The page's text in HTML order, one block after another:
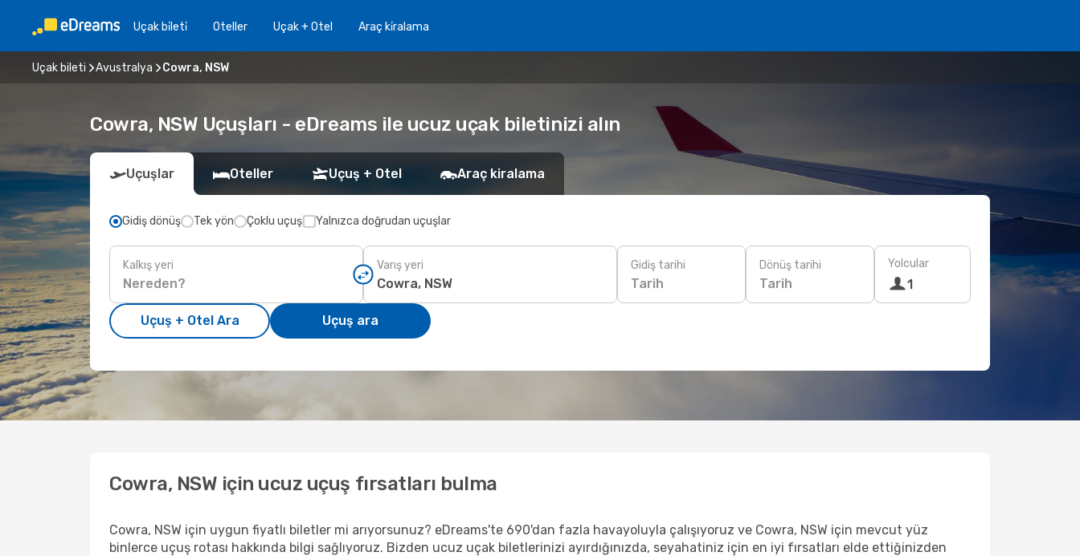
Uçak bi̇leti̇ Oteller Uçak + Otel Araç ki̇ralama
Uçak bileti Avustralya Cowra, NSW
Cowra, NSW Uçuşları - eDreams ile ucuz uçak biletinizi alın
Uçuşlar Oteller Uçuş + Otel Araç kiralama
Gidiş dönüş Tek yön Çoklu uçuş Yalnızca doğrudan uçuşlar
Kalkış yeri Varış yeri Gidiş tarihi
Tarih
Dönüş tarihi
Tarih
Yolcular
1
Uçuş + Otel Ara Uçuş ara
Cowra, NSW için ucuz uçuş fırsatları bulma
Cowra, NSW için uygun fiyatlı biletler mi arıyorsunuz? eDreams'te 690'dan fazla havayoluyla çalışıyoruz ve Cowra, NSW için mevcut yüz
binlerce uçuş rotası hakkında bilgi sağlıyoruz. Bizden ucuz uçak biletlerinizi ayırdığınızda, seyahatiniz için en iyi fırsatları elde ettiğinizden